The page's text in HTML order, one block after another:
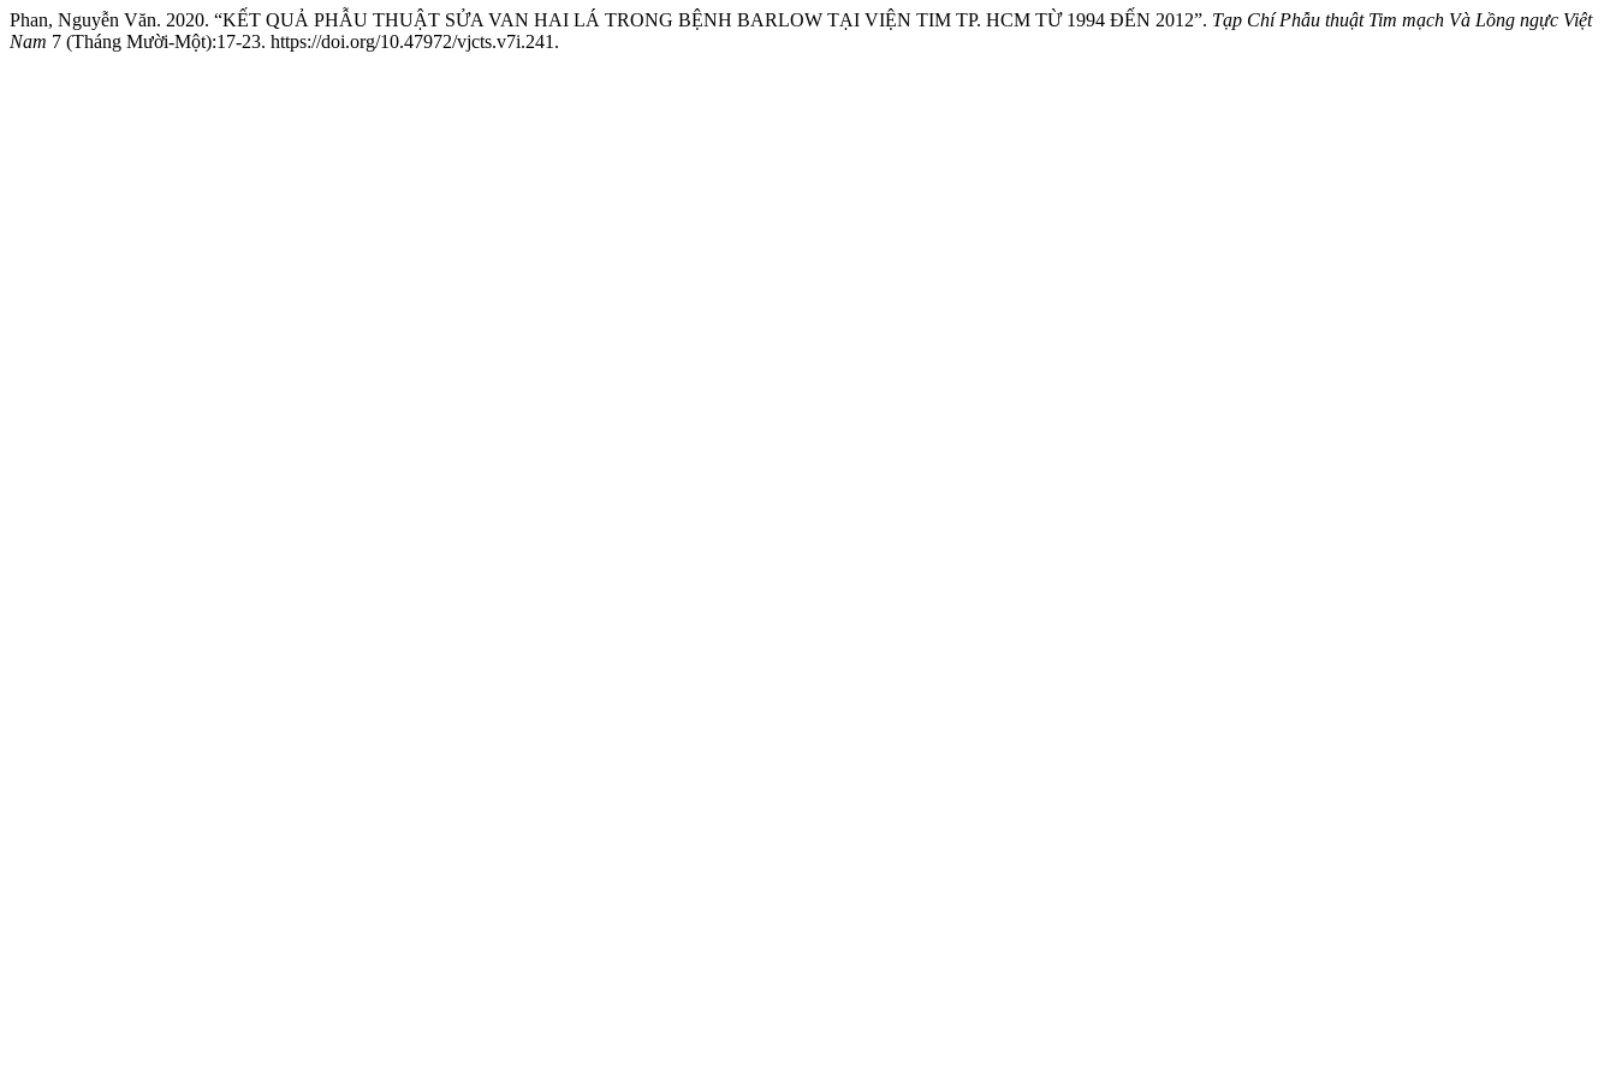
Phan, Nguyễn Văn. 2020. “KẾT QUẢ PHẪU THUẬT SỬA VAN HAI LÁ TRONG BỆNH BARLOW TẠI VIỆN TIM TP. HCM TỪ 1994 ĐẾN 2012”. Tạp Chí Phẫu thuật Tim mạch Và Lồng ngực Việt
Nam 7 (Tháng Mười-Một):17-23. https://doi.org/10.47972/vjcts.v7i.241.